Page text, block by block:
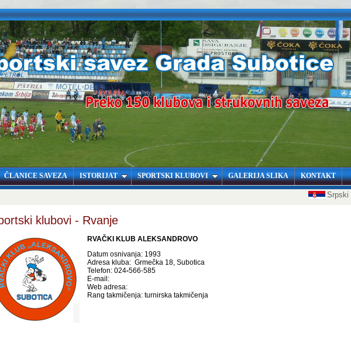
ČLANICE SAVEZA ISTORIJAT SPORTSKI KLUBOVI GALERIJA SLIKA KONTAKT
Srpski
klubovi - Rvanje
RVAČKI KLUB ALEKSANDROVO
Datum osnivanja: 1993
Adresa kluba: Grmečka 18, Subotica
Telefon: 024-566-585
E-mail:
Web adresa:
Rang takmičenja: turnirska takmičenja